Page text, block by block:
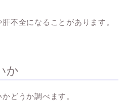
不全になることがあります。
か
どうか調べます。